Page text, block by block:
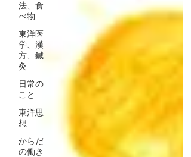
法、食
べ物
東洋医
学、漢
方、鍼
灸
日常の
こと
東洋思
想
からだ
の働き